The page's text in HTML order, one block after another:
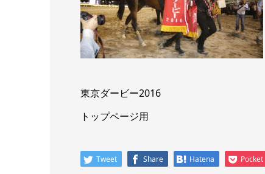
東京ダービー2016
トップページ用
Tweet Share Hatena Pocket